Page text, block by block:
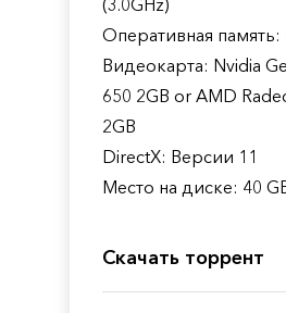
Оперативная
Видеокарта: Nvidia
650 2GB or AMD
2GB
DirectX: Версии 11
Место на диске: 40
Скачать торрент